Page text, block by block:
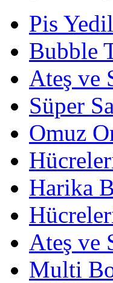
Pis
Bubble
Ateş ve
Süper
Omuz
Harika
Ateş ve
Multi